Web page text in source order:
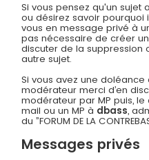
Si vous pensez qu'un sujet
ou désirez savoir
vous en message privé à
pas nécessaire de créer
discuter de la suppression
autre sujet.
Si vous avez une
modérateur merci d’en
modérateur par MP puis, le
mail ou un MP à dbass,
du ”FORUM DE LA
Messages privés